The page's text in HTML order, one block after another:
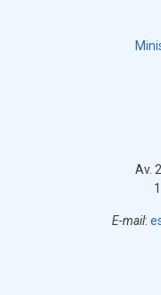
Av.
E-mail: